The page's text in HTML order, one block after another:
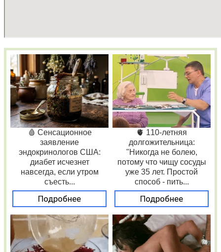
🩸 Сенсационное
заявление
эндокринологов США:
диабет исчезнет
навсегда, если утром
съесть...
Подробнее
🫀 110-летняя
долгожительница:
"Никогда не болею,
потому что чищу сосуды
уже 35 лет. Простой
способ - пить...
Подробнее